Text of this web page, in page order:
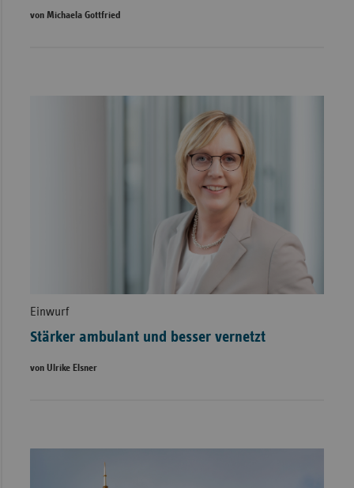
von Michaela Gottfried
Einwurf
Stärker ambulant und besser vernetzt
von Ulrike Elsner